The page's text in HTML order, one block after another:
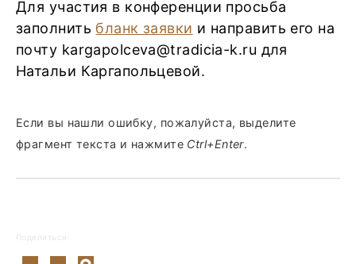
Для участия в конференции просьба
заполнить бланк заявки и направить его на
почту kargapolceva@tradicia-k.ru для
Натальи Каргапольцевой.
Если вы нашли ошибку, пожалуйста, выделите
фрагмент текста и нажмите Ctrl+Enter.
Поделиться: